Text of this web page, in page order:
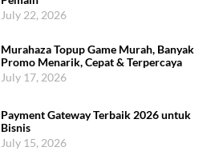
July 22, 2026
Murahaza Topup Game Murah, Banyak
Promo Menarik, Cepat & Terpercaya
July 17, 2026
Payment Gateway Terbaik 2026 untuk
Bisnis
July 15, 2026